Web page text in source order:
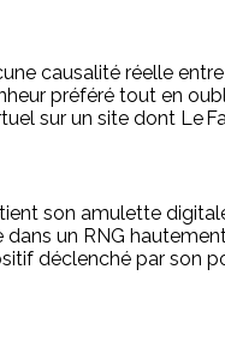
causalité réelle
préféré tout en
sur un site dont Le
son amulette
dans un RNG
déclenché par son